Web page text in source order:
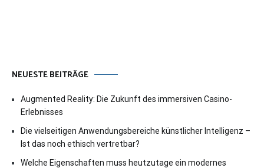
NEUESTE BEITRÄGE
Augmented Reality: Die Zukunft des immersiven Casino-
Erlebnisses
Die vielseitigen Anwendungsbereiche künstlicher Intelligenz –
Ist das noch ethisch vertretbar?
Welche Eigenschaften muss heutzutage ein modernes